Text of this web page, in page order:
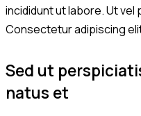
incididunt ut labore. Ut
Consectetur adipiscing
Sed ut
natus et